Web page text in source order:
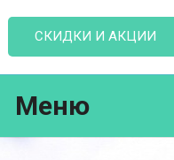
СКИДКИ И АКЦИИ
Меню